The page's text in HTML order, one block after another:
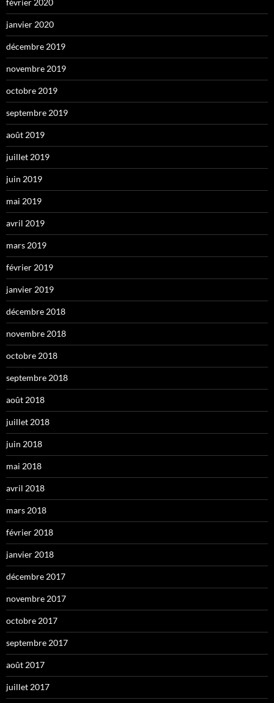
février 2020
janvier 2020
décembre 2019
novembre 2019
octobre 2019
septembre 2019
août 2019
juillet 2019
juin 2019
mai 2019
avril 2019
mars 2019
février 2019
janvier 2019
décembre 2018
novembre 2018
octobre 2018
septembre 2018
août 2018
juillet 2018
juin 2018
mai 2018
avril 2018
mars 2018
février 2018
janvier 2018
décembre 2017
novembre 2017
octobre 2017
septembre 2017
août 2017
juillet 2017